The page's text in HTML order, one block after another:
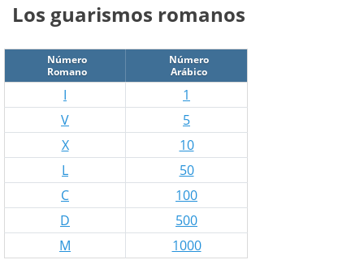
Los guarismos romanos
Número
Romano
Número
Arábico
I
1
V
5
X
10
L
50
C
100
D
500
M
1000